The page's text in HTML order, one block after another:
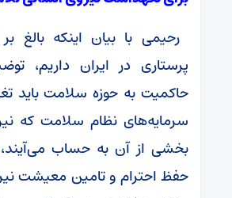
پرستاری در ایران داریم،
حاکمیت به حوزه سلامت باید
سرمایه‌های نظام سلامت که
بخشی از آن به حساب
حفظ احترام و تامین معیشت